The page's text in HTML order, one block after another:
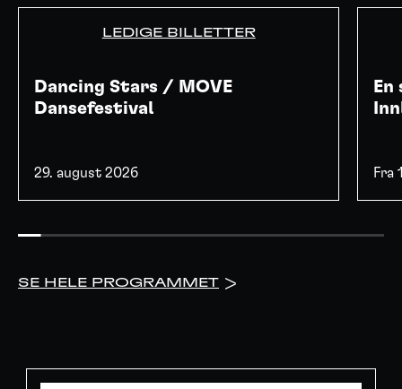
LEDIGE BILLETTER
Dancing Stars / MOVE
Dansefestival
29. august 2026 Fra
SE HELE PROGRAMMET >